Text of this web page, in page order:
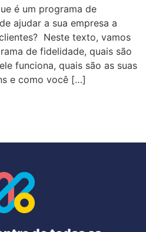
é um programa de
ajudar a sua empresa a
Neste texto, vamos
de fidelidade, quais são
funciona, quais são as suas
e como você […]